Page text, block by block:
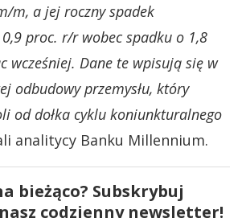
m, a jej roczny spadek
proc. r/r wobec spadku o 1,8
wcześniej. Dane te wpisują się w
odbudowy przemysłu, który
od dołka cyklu koniunkturalnego
analitycy Banku Millennium.
bieżąco? Subskrybuj
codzienny newsletter!